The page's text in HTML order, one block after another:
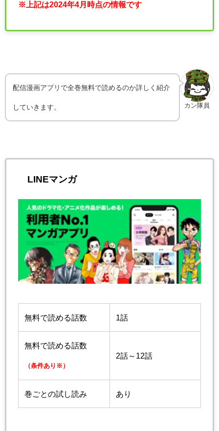
※上記は2024年4月時点の情報です
カン隊員
配信漫画アプリで全巻無料で読めるのか詳しく紹介
していきます。
LINEマンガ
無料で読める話数 1話
無料で読める話数
（条件あり※）
2話～12話
巻ごとの試し読み あり